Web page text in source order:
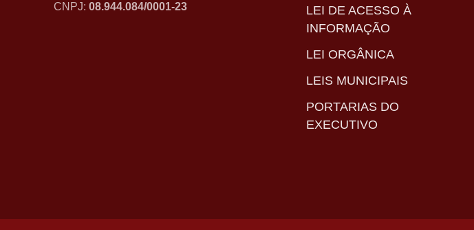
CNPJ: 08.944.084/0001-23
LEI DE ACESSO À
INFORMAÇÃO
LEI ORGÂNICA
LEIS MUNICIPAIS
PORTARIAS DO
EXECUTIVO